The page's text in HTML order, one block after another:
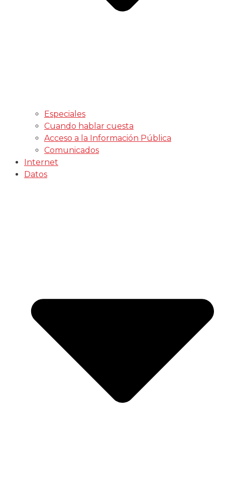
Especiales
Cuando hablar cuesta
Acceso a la Información Pública
Comunicados
Internet
Datos